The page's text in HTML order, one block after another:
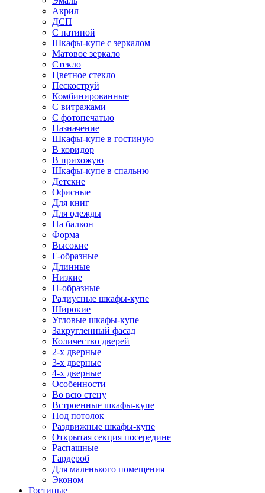
Акрил
ДСП
С патиной
Шкафы-купе с зеркалом
Матовое зеркало
Стекло
Цветное стекло
Пескоструй
Комбинированные
С витражами
С фотопечатью
Назначение
Шкафы-купе в гостиную
В коридор
В прихожую
Шкафы-купе в спальню
Детские
Офисные
Для книг
Для одежды
На балкон
Форма
Высокие
Г-образные
Длинные
Низкие
П-образные
Радиусные шкафы-купе
Широкие
Угловые шкафы-купе
Закругленный фасад
Количество дверей
2-х дверные
3-х дверные
4-х дверные
Особенности
Во всю стену
Встроенные шкафы-купе
Под потолок
Раздвижные шкафы-купе
Открытая секция посередине
Распашные
Гардероб
Для маленького помещения
Эконом
Гостиные